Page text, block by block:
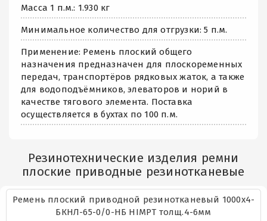
Масса 1 п.м.: 1.930 кг
Минимальное количество для отгрузки: 5 п.м.
Применение: Ремень плоский общего
назначения предназначен для плоскоременных
передач, транспортёров рядковых жаток, а также
для водоподъёмников, элеваторов и норий в
качестве тягового элемента. Поставка
осуществляется в бухтах по 100 п.м.
Резинотехнические изделия ремни
плоские приводные резинотканевые
Ремень плоский приводной резинотканевый 1000х4-
БКНЛ-65-0/0-НБ HIMPT толщ.4-6мм